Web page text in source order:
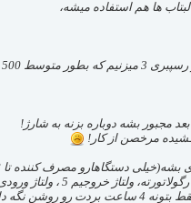
مجبور بشه دوباره بزنه به شارژ!
مرخصن از کار!